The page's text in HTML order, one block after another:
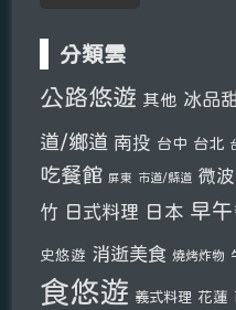
分類雲
公路悠遊 其他 冰品
道/鄉道 南投 台中 台北
吃餐館 屏東 市道/縣道 微
竹 日式料理 日本 早
史悠遊 消逝美食 燒烤炸物
食悠遊 義式料理 花蓮